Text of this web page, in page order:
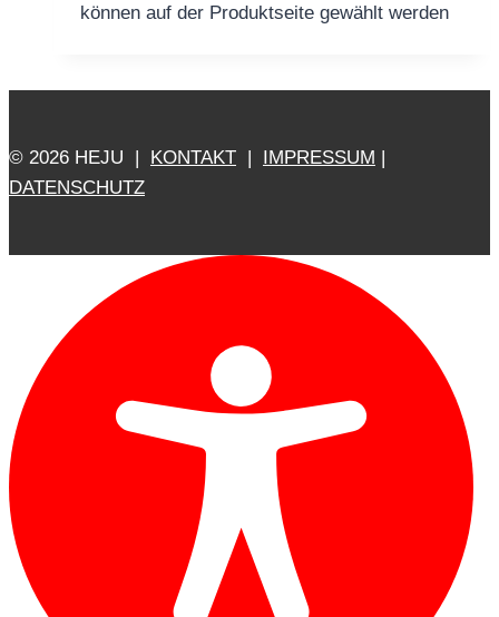
können auf der Produktseite gewählt werden
© 2026 HEJU | KONTAKT | IMPRESSUM |
DATENSCHUTZ